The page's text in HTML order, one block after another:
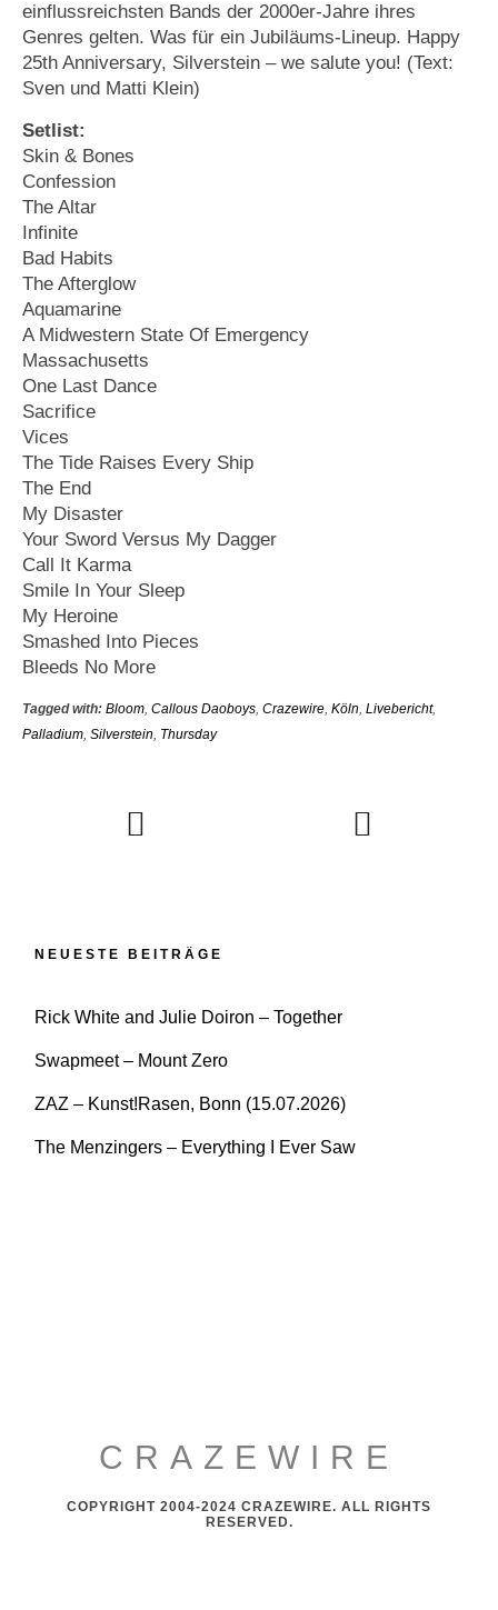
einflussreichsten Bands der 2000er-Jahre ihres
Genres gelten. Was für ein Jubiläums-Lineup. Happy
25th Anniversary, Silverstein – we salute you! (Text:
Sven und Matti Klein)
Setlist:
Skin & Bones
Confession
The Altar
Infinite
Bad Habits
The Afterglow
Aquamarine
A Midwestern State Of Emergency
Massachusetts
One Last Dance
Sacrifice
Vices
The Tide Raises Every Ship
The End
My Disaster
Your Sword Versus My Dagger
Call It Karma
Smile In Your Sleep
My Heroine
Smashed Into Pieces
Bleeds No More
Tagged with: Bloom, Callous Daoboys, Crazewire, Köln, Livebericht,
Palladium, Silverstein, Thursday
NEUESTE BEITRÄGE
Rick White and Julie Doiron – Together
Swapmeet – Mount Zero
ZAZ – Kunst!Rasen, Bonn (15.07.2026)
The Menzingers – Everything I Ever Saw
CRAZEWIRE
COPYRIGHT 2004-2024 CRAZEWIRE. ALL RIGHTS
RESERVED.